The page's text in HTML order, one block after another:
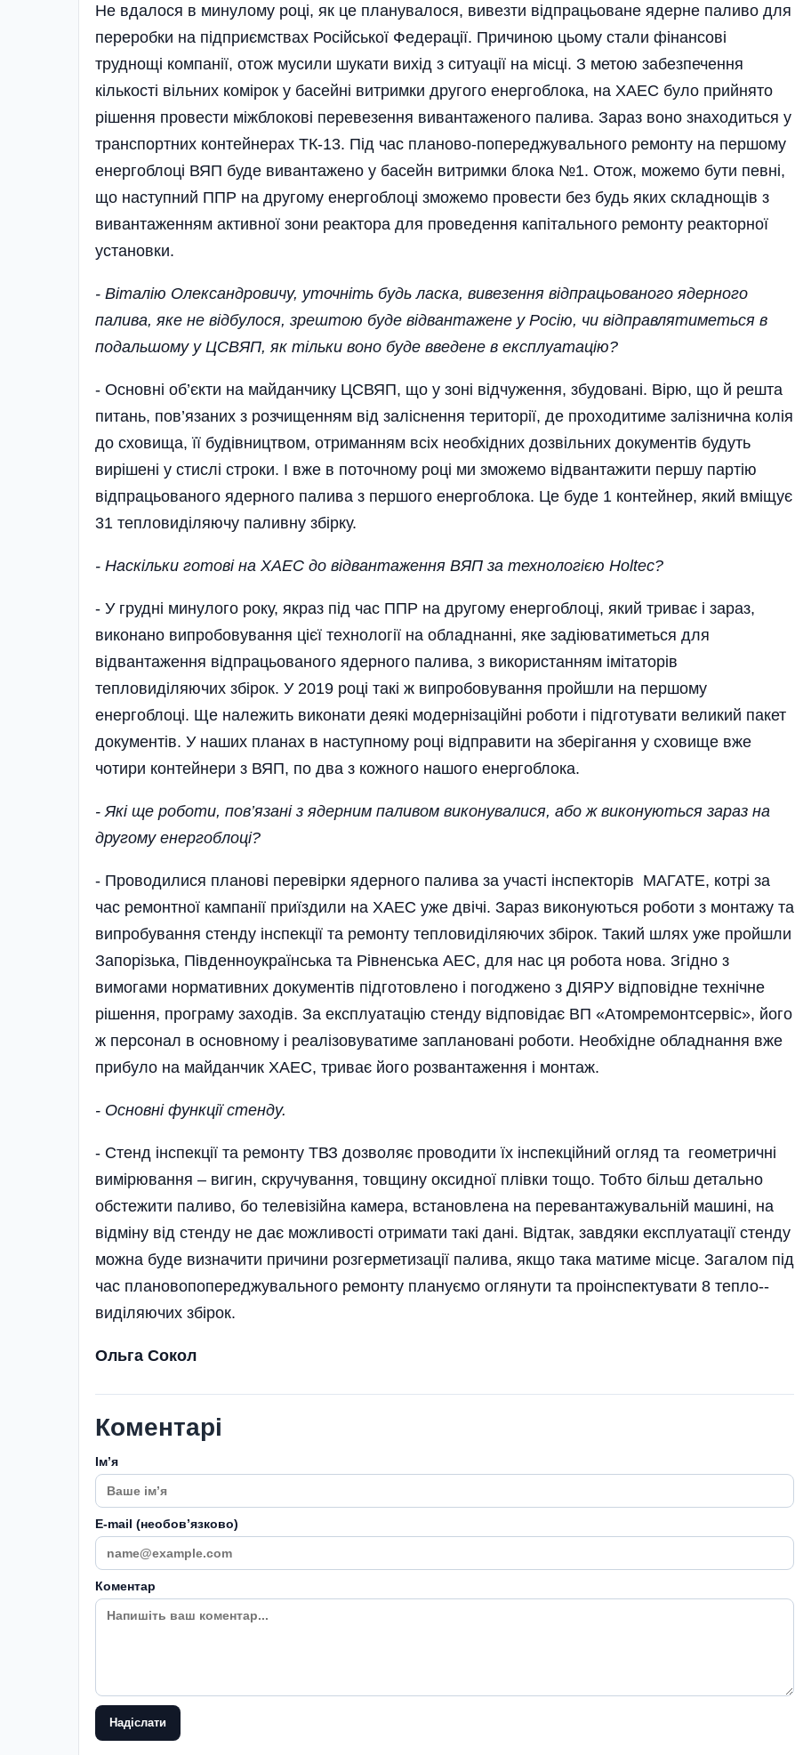
Не вдалося в минулому році, як це планувалося, вивезти відпрацьоване ядерне паливо для
переробки на підприємствах Російської Федера­ції. Причиною цьому стали фінансові
труднощі компа­нії, отож мусили шукат­и вихід з ситуації на місці. З метою забезпечення
кількості віль­них комірок у басейні витримки другого енергоблока, на ХАЕС було прийнято
рішення провести міжблокові перевезення вивантаженого палива. Зараз­ воно знаходиться у
транспортних контейнерах ТК-13. Під час планово-попере­джувального ремонту на першому
енерго­блоці ВЯП буде вивантажено у басейн витримки блока №1. Отож, можемо бути певні,
що наступний ППР на другому енерго­бло­ці зможемо провести без будь яких складнощів з
вивантаженням активної зони реактора для проведення капітального ремонту реак­торної
установ­ки.
- Віталію Олександровичу, уточніть будь ласка, вивезення відпрацьованого ядерного
палива, яке не відбулося, зрештою буде відвантажене у Росію, чи відправлятиметься в
подальшому у ЦСВЯП, як тільки воно буде введене в експлуа­тацію?
- Основні об’єкти на майданчику ЦСВЯП, що у зоні відчуження, збудовані. Вірю, що й решта
питань, пов’язаних з розчищенням від заліснення території, де прохо­дитиме залізнична колія
до сховища, її будівництвом, отриманням всіх необхідних дозвільних документів будуть
вирішені у стислі строки. І вже в поточному році ми зможемо відвантажити першу пар­тію
відпрацьованого ядерного палива з першого енерго­блока. Це буде 1 контейнер, який вміщує
31 тепловиділяючу паливну збірку.
- Наскільки готові на ХАЕС до відвантаження ВЯП за технологією Holtec?
- У грудні минулого року, якраз під час ППР на другому енергоблоці, який триває і зараз,
виконано випробовування цієї технології на обладнанні, яке задіюватиметься для
відвантаження відпрацьованого ядерного палива, з використанням імітаторів
тепловиділяючих збірок. У 2019 році такі ж випробовування пройшли на першому
енергоблоці. Ще належить виконати деякі модернізаційні роботи і підготувати великий пакет
документів. У наших планах в наступному році відправити на зберігання у сховище вже
чотири контейнери з ВЯП, по два з кожного нашого енергоблока.
- Які ще роботи, пов’язані з ядерним паливом виконувалися, або ж виконуються зараз на
другому енергоблоці?
- Проводилися планові перевірки ядерного палива за участі інспекторів МАГАТЕ, котрі за
час ремонтної кампанії приїздили на ХАЕС уже двічі. Зараз виконуються роботи з монтажу та
випробування стенду інспекції та ремонт­у тепловиділяючих збірок. Такий шлях уже про­йшли
Запорізька, Південноукраїнська та Рівненська АЕС, для нас ця робота нова. Згідно з
вимогами нормативних документів підготовлено і по­го­джено з ДІЯРУ відповідне технічне
рішення, програму заходів. За експлуатацію стенду відповідає ВП «Атомремонтсервіс», його
ж персонал в основному і реалізовуватиме заплано­вані роботи. Необхід­не обладнання вже
прибуло на майданчик ХАЕС, триває його розвантаження і монтаж.­
- Основні функції стенду.
- Стенд інспекції та ремонту ТВЗ дозволяє проводити їх інспекційний огляд та геомет­ричні
вимірювання – вигин, скручування, товщину оксидної плівки тощо. Тобто більш детально
обстежити паливо, бо телевізійна камера, встановлена на перевантажува­льній машині, на
відміну від стенду не дає можливості отримати такі дані. Відтак, завдяки експлуатації стенду
можна буде визначити причини розгерметизації палива, як­що така матиме місце. Загалом під
час плановопопереджувального ремонту плануємо огляну­ти та проінспектувати 8 тепло­-­
виділяючих збірок.
Ольга Сокол
Коментарі
Імʼя
E-mail (необовʼязково)
Коментар
Надіслати